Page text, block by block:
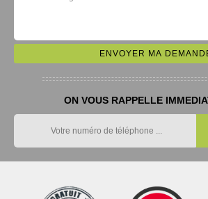
ON VOUS RAPPELLE